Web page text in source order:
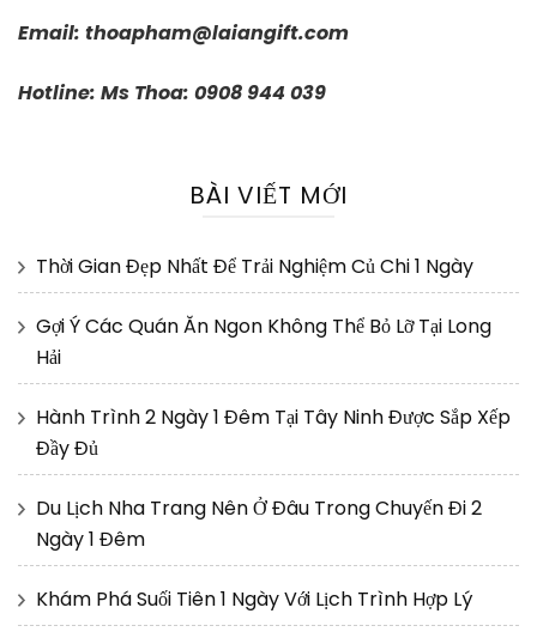
Email: thoapham@laiangift.com
Hotline: Ms Thoa: 0908 944 039
BÀI VIẾT MỚI
Thời Gian Đẹp Nhất Để Trải Nghiệm Củ Chi 1 Ngày
Gợi Ý Các Quán Ăn Ngon Không Thể Bỏ Lỡ Tại Long
Hải
Hành Trình 2 Ngày 1 Đêm Tại Tây Ninh Được Sắp Xếp
Đầy Đủ
Du Lịch Nha Trang Nên Ở Đâu Trong Chuyến Đi 2
Ngày 1 Đêm
Khám Phá Suối Tiên 1 Ngày Với Lịch Trình Hợp Lý